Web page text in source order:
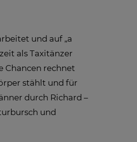
und auf „a
als Taxitänzer
Chancen rechnet
stählt und für
durch Richard –
und